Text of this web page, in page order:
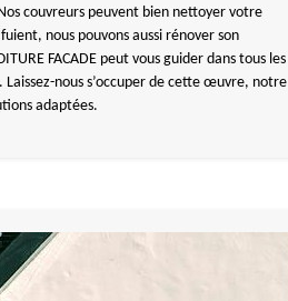
couvreurs peuvent bien nettoyer votre
nous pouvons aussi rénover son
FACADE peut vous guider dans tous les
nous s’occuper de cette œuvre, notre
adaptées.